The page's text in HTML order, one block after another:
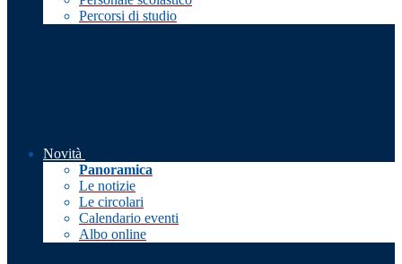
Percorsi di studio
Novità
Panoramica
Le notizie
Le circolari
Calendario eventi
Albo online